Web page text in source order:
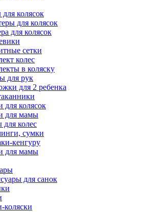
колясок
для колясок
для колясок
сетки
колес
в коляску
для рук
для 2 ребенка
для колясок
для мамы
для колес
сумки
кенгуру
для мамы
для санок
коляски